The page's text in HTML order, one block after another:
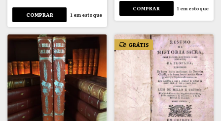
1em estoque
1 em estoque
GRÁTIS